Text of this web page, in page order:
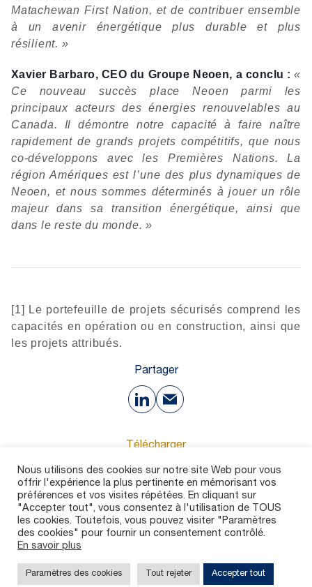
Matachewan First Nation, et de contribuer ensemble
à un avenir énergétique plus durable et plus
résilient. »
Xavier Barbaro, CEO du Groupe Neoen, a conclu :«
Ce nouveau succès place Neoen parmi les
principaux acteurs des énergies renouvelables au
Canada. Il démontre notre capacité à faire naître
rapidement de grands projets compétitifs, que nous
co-développons avec les Premières Nations. La
région Amériques est l’une des plus dynamiques de
Neoen, et nous sommes déterminés à jouer un rôle
majeur dans sa transition énergétique, ainsi que
dans le reste du monde. »
[1] Le portefeuille de projets sécurisés comprend les
capacités en opération ou en construction, ainsi que
les projets attribués.
Partager
Télécharger
169 Ko
Politique de confidentialité
Nous utilisons des cookies sur notre site Web pour vous
offrir l'expérience la plus pertinente en mémorisant vos
préférences et vos visites répétées. En cliquant sur
"Accepter tout", vous consentez à l'utilisation de TOUS
les cookies. Toutefois, vous pouvez visiter "Paramètres
des cookies" pour fournir un consentement contrôlé.
En savoir plus
Paramètres des cookies Tout rejeter Accepter tout